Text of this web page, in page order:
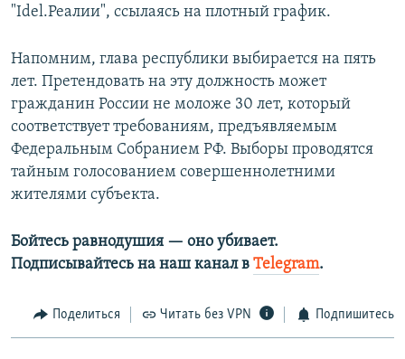
"Idel.Реалии", ссылаясь на плотный график.
Напомним, глава республики выбирается на пять
лет. Претендовать на эту должность может
гражданин России не моложе 30 лет, который
соответствует требованиям, предъявляемым
Федеральным Собранием РФ. Выборы проводятся
тайным голосованием совершеннолетними
жителями субъекта.
Бойтесь равнодушия — оно убивает.
Подписывайтесь на наш канал в Telegram.
Поделиться Читать без VPN Подпишитесь